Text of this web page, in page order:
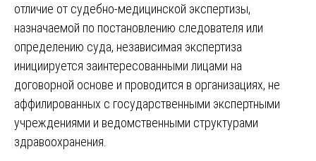
отличие от судебно-медицинской экспертизы,
назначаемой по постановлению следователя или
определению суда, независимая экспертиза
инициируется заинтересованными лицами на
договорной основе и проводится в организациях, не
аффилированных с государственными экспертными
учреждениями и ведомственными структурами
здравоохранения.